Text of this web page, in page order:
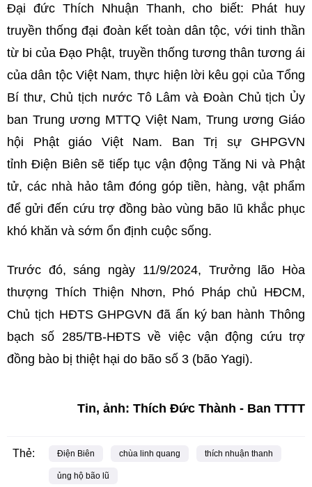
Đại đức Thích Nhuận Thanh, cho biết: Phát huy
truyền thống đại đoàn kết toàn dân tộc, với tinh thần
từ bi của Đạo Phật, truyền thống tương thân tương ái
của dân tộc Việt Nam, thực hiện lời kêu gọi của Tổng
Bí thư, Chủ tịch nước Tô Lâm và Đoàn Chủ tịch Ủy
ban Trung ương MTTQ Việt Nam, Trung ương Giáo
hội Phật giáo Việt Nam. Ban Trị sự GHPGVN
tỉnh Điện Biên sẽ tiếp tục vận động Tăng Ni và Phật
tử, các nhà hảo tâm đóng góp tiền, hàng, vật phẩm
để gửi đến cứu trợ đồng bào vùng bão lũ khắc phục
khó khăn và sớm ổn định cuộc sống.
Trước đó, sáng ngày 11/9/2024, Trưởng lão Hòa
thượng Thích Thiện Nhơn, Phó Pháp chủ HĐCM,
Chủ tịch HĐTS GHPGVN đã ấn ký ban hành Thông
bạch số 285/TB-HĐTS về việc vận động cứu trợ
đồng bào bị thiệt hại do bão số 3 (bão Yagi).
Tin, ảnh: Thích Đức Thành - Ban TTTT
Thẻ: Điện Biên chùa linh quang thích nhuận thanh
ủng hộ bão lũ